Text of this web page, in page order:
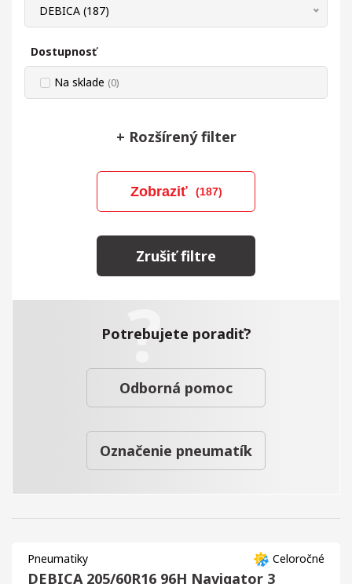
DEBICA (187)
Dostupnosť
Na sklade (0)
+ Rozšírený filter
Zobraziť (187)
Zrušiť filtre
Potrebujete poradiť?
Odborná pomoc
Označenie pneumatík
Celoročné
Pneumatiky
DEBICA 205/60R16 96H Navigator 3